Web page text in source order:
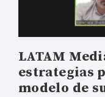
LATAM
estrategias
modelo de